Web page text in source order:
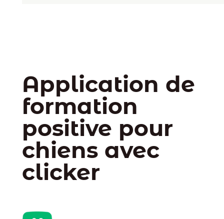
Application de
formation
positive pour
chiens avec
clicker